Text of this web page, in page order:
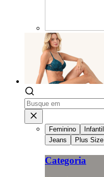
Feminino Infantil
Jeans
Plus Size
Categoria